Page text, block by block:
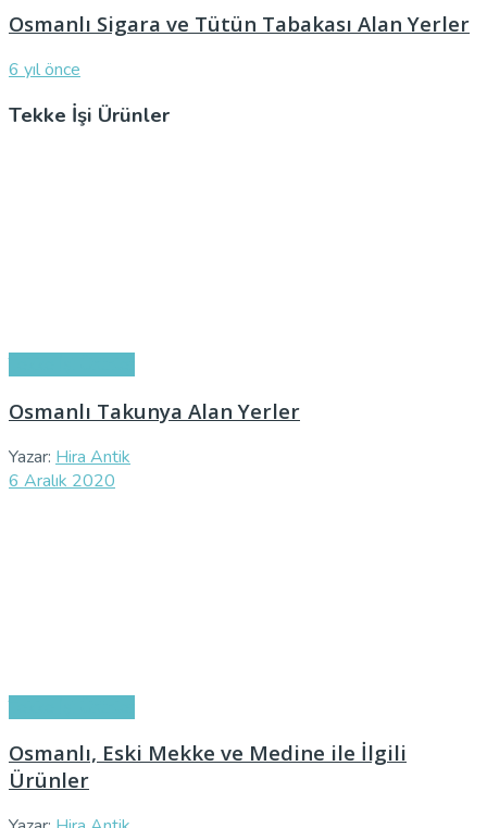
Osmanlı Sigara ve Tütün Tabakası Alan Yerler
6 yıl önce
Tekke İşi Ürünler
Osmanlı Takunya Alan Yerler
Yazar: Hira Antik
6 Aralık 2020
Osmanlı, Eski Mekke ve Medine ile İlgili
Ürünler